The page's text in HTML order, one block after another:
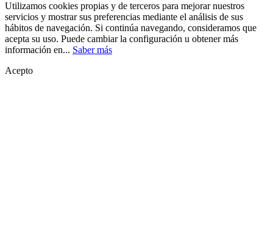
Utilizamos cookies propias y de terceros para mejorar nuestros
servicios y mostrar sus preferencias mediante el análisis de sus
hábitos de navegación. Si continúa navegando, consideramos que
acepta su uso. Puede cambiar la configuración u obtener más
información en... Saber más
Acepto